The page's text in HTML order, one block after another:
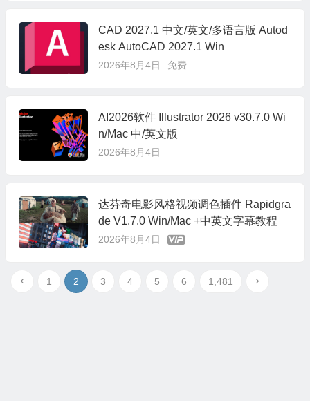
CAD 2027.1 中文/英文/多语言版 Autod
esk AutoCAD 2027.1 Win
2026年8月4日 免费
AI2026软件 Illustrator 2026 v30.7.0 Wi
n/Mac 中/英文版
2026年8月4日
达芬奇电影风格视频调色插件 Rapidgra
de V1.7.0 Win/Mac +中英文字幕教程
2026年8月4日
1 2 3 4 5 6 1,481